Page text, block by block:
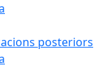
posteriors